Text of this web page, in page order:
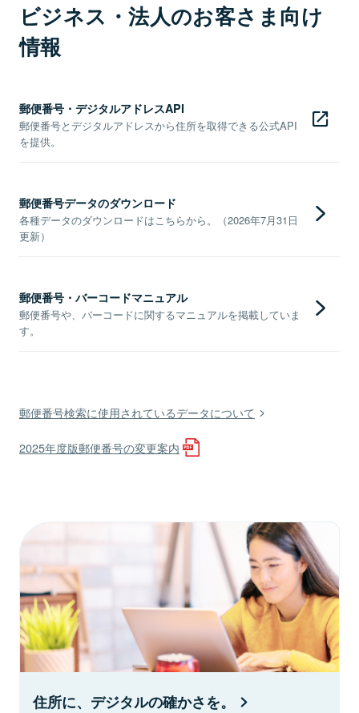
ビジネス・法人のお客さま向け
情報
郵便番号・デジタルアドレスAPI
郵便番号とデジタルアドレスから住所を取得できる公式API
を提供。
郵便番号データのダウンロード
各種データのダウンロードはこちらから。（2026年7月31日
更新）
郵便番号・バーコードマニュアル
郵便番号や、バーコードに関するマニュアルを掲載していま
す。
郵便番号検索に使用されているデータについて
2025年度版郵便番号の変更案内
住所に、デジタルの確かさを。